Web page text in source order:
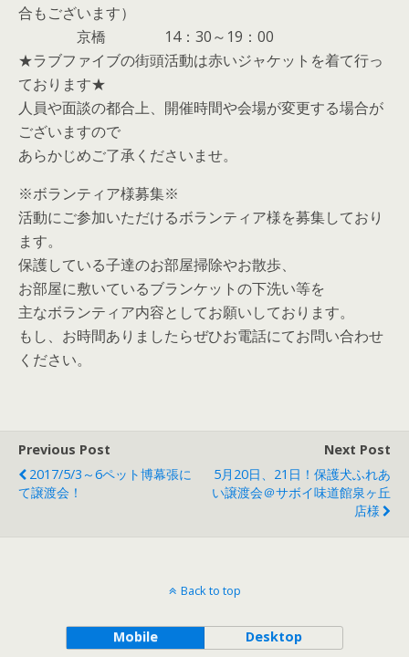
合もございます）
京橋 14：30～19：00
★ラブファイブの街頭活動は赤いジャケットを着て行っ
ております★
人員や面談の都合上、開催時間や会場が変更する場合が
ございますので
あらかじめご了承くださいませ。
※ボランティア様募集※
活動にご参加いただけるボランティア様を募集しており
ます。
保護している子達のお部屋掃除やお散歩、
お部屋に敷いているブランケットの下洗い等を
主なボランティア内容としてお願いしております。
もし、お時間ありましたらぜひお電話にてお問い合わせ
ください。
Previous Post
2017/5/3～6ペット博幕張に
て譲渡会！
Next Post
5月20日、21日！保護犬ふれあ
い譲渡会＠サボイ味道館泉ヶ丘
店様
Back to top
Mobile Desktop